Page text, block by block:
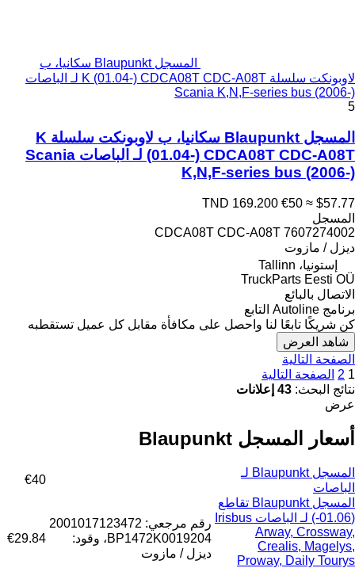
المسجل Blaupunkt سكانيا، ب
لاوبونكت سلسلة K (01.04-) CDCA08T CDC-A08T لـ الباصات
Scania K,N,F-series bus (2006-)
5
المسجل Blaupunkt سكانيا، ب لاوبونكت سلسلة K
(01.04-) CDCA08T CDC-A08T لـ الباصات Scania
K,N,F-series bus (2006-)
TND 169.200 €50 ≈ $57.77
المسجل
CDCA08T CDC-A08T 7607274002
ديزل / مازوت
إستونيا، Tallinn
TruckParts Eesti OÜ
الاتصال بالبائع
برنامج Autoline التابع
كن شريكًا تابعًا لنا واحصل على مكافأة مقابل كل عميل تستقطبه
شاهد العرض
الصفحة التالية
1
2 الصفحة التالية
نتائج البحث: 43 إعلانات
عرض
أسعار المسجل Blaupunkt
المسجل Blaupunkt لـ
الباصات
€40
المسجل Blaupunkt تقاطع
(01.06-) لـ الباصات Irisbus
Arway, Crossway,
Crealis, Magelys,
Proway, Daily Tourys
رقم مرجعي: 2001017123472
BP1472K0019204، وقود:
ديزل / مازوت
€29.84